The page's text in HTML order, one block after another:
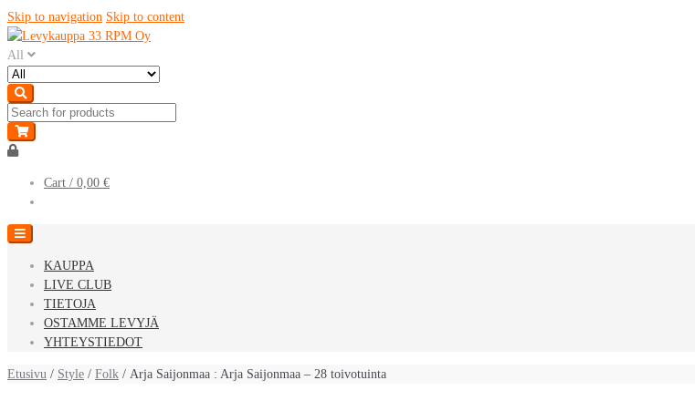
Skip to navigation Skip to content
All
Cart / 0,00 €
KAUPPA
LIVE CLUB
TIETOJA
OSTAMME LEVYJÄ
YHTEYSTIEDOT
Etusivu / Style / Folk / Arja Saijonmaa : Arja Saijonmaa – 28 toivotuinta